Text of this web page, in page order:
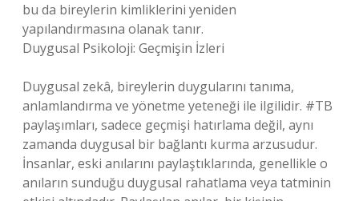
bu da bireylerin kimliklerini yeniden
yapılandırmasına olanak tanır.
Duygusal Psikoloji: Geçmişin İzleri
Duygusal zekâ, bireylerin duygularını tanıma,
anlamlandırma ve yönetme yeteneği ile ilgilidir. #TB
paylaşımları, sadece geçmişi hatırlama değil, aynı
zamanda duygusal bir bağlantı kurma arzusudur.
İnsanlar, eski anılarını paylaştıklarında, genellikle o
anıların sunduğu duygusal rahatlama veya tatminin